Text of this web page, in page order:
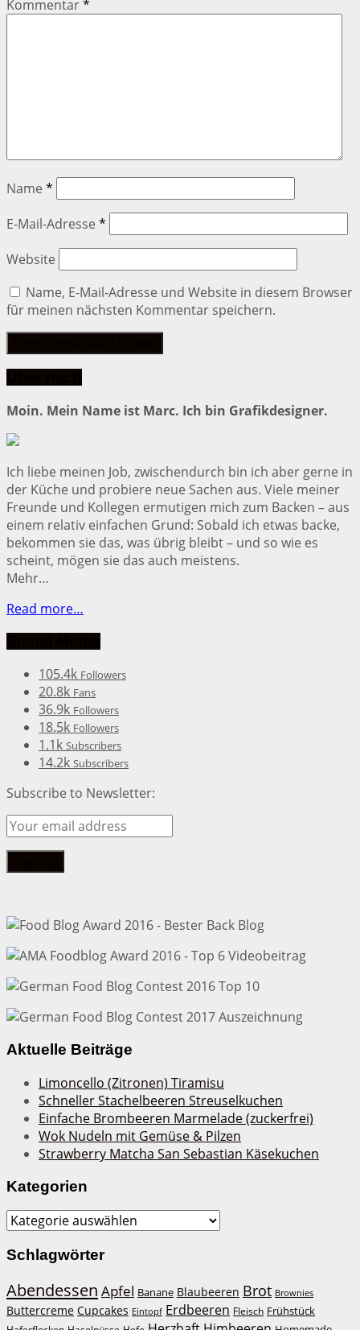
Kommentar*
Name *
E-Mail-Adresse *
Website
Name, E-Mail-Adresse und Website in diesem Browser
für meinen nächsten Kommentar speichern.
Moin. Mein Name ist Marc. Ich bin Grafikdesigner.
Ich liebe meinen Job, zwischendurch bin ich aber gerne in
der Küche und probiere neue Sachen aus. Viele meiner
Freunde und Kollegen ermutigen mich zum Backen – aus
einem relativ einfachen Grund: Sobald ich etwas backe,
bekommen sie das, was übrig bleibt – und so wie es
scheint, mögen sie das auch meistens.
Mehr…
Read more…
105.4k Followers
20.8k Fans
36.9k Followers
18.5k Followers
1.1k Subscribers
14.2k Subscribers
Subscribe to Newsletter:
Aktuelle Beiträge
Limoncello (Zitronen) Tiramisu
Schneller Stachelbeeren Streuselkuchen
Einfache Brombeeren Marmelade (zuckerfrei)
Wok Nudeln mit Gemüse & Pilzen
Strawberry Matcha San Sebastian Käsekuchen
Kategorien
Kategorien
Schlagwörter
Abendessen Apfel Banane Blaubeeren Brot Brownies
Buttercreme Cupcakes Eintopf Erdbeeren Fleisch Frühstück